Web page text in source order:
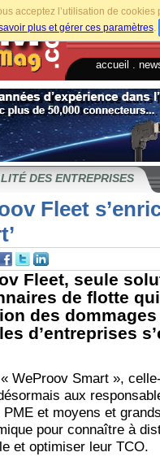
acceptez l’utilisation de
plus et gérer ces paramètres.
accueil
DES ENTREPRISES
Fleet
Fleet, seule
de flotte
des
d’entreprises
WeProov Smart »,
aux
et moyens et
pour connaître à
et optimiser leur TCO.